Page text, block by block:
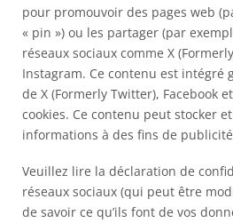
pour promouvoir des pages web
« pin ») ou les partager (par
réseaux sociaux comme X
Instagram. Ce contenu est intégré
de X (Formerly Twitter), Facebook
cookies. Ce contenu peut stocker
informations à des fins de
Veuillez lire la déclaration de
réseaux sociaux (qui peut être
de savoir ce qu’ils font de vos